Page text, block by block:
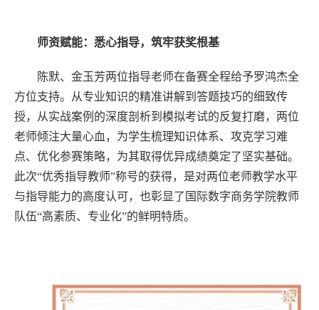
师资赋能：悉心指导，筑牢获奖根基
陈默、金玉芳两位指导老师在备赛全程给予罗鸿杰全
方位支持。从专业知识的精准讲解到答题技巧的细致传
授，从实战案例的深度剖析到模拟考试的反复打磨，两位
老师倾注大量心血，为学生梳理知识体系、攻克学习难
点、优化参赛策略，为其取得优异成绩奠定了坚实基础。
此次“优秀指导教师”称号的获得，是对两位老师教学水平
与指导能力的高度认可，也彰显了国际数字商务学院教师
队伍“高素质、专业化”的鲜明特质。